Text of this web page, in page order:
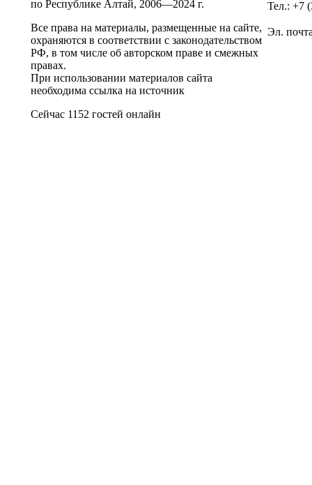
по Республике Алтай, 2006—2024 г.
Все права на материалы, размещенные на сайте,
охраняются в соответствии с законодательством
РФ, в том числе об авторском праве и смежных
правах.
При использовании материалов сайта
необходима ссылка на источник
Сейчас 1152 гостей онлайн
Тел.: +7
Эл.